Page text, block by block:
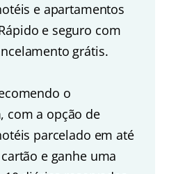
e apartamentos
e seguro com
grátis.
o
, com a opção de
parcelado em até
e ganhe uma